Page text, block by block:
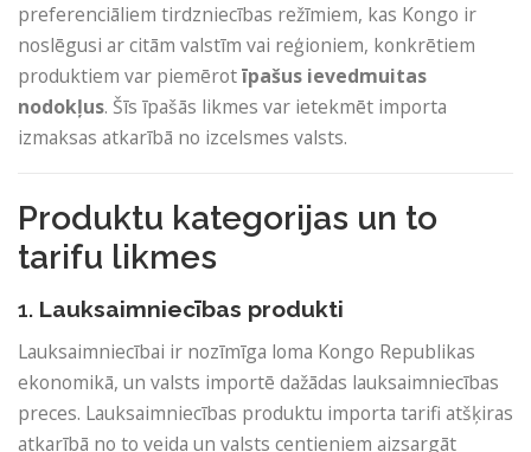
preferenciāliem tirdzniecības režīmiem, kas Kongo ir
noslēgusi ar citām valstīm vai reģioniem, konkrētiem
produktiem var piemērotīpašus ievedmuitas
nodokļus. Šīs īpašās likmes var ietekmēt importa
izmaksas atkarībā no izcelsmes valsts.
Produktu kategorijas un to
tarifu likmes
1. Lauksaimniecības produkti
Lauksaimniecībai ir nozīmīga loma Kongo Republikas
ekonomikā, un valsts importē dažādas lauksaimniecības
preces. Lauksaimniecības produktu importa tarifi atšķiras
atkarībā no to veida un valsts centieniem aizsargāt